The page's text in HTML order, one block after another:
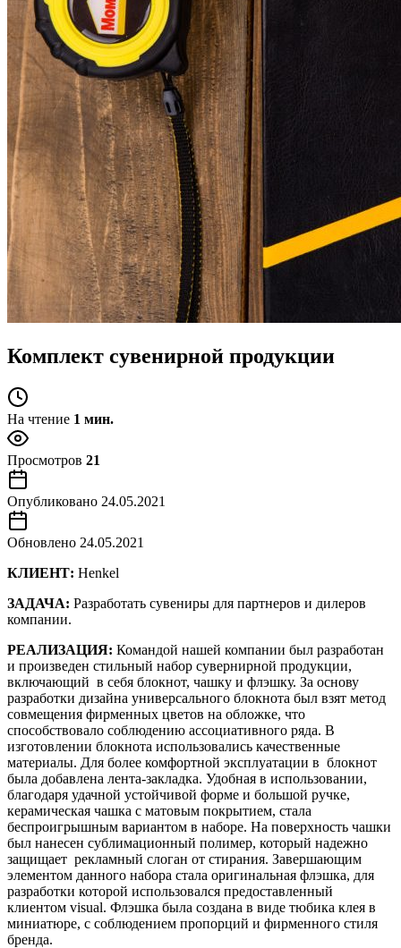
Комплект сувенирной продукции
На чтение 1 мин.
Просмотров 21
Опубликовано 24.05.2021
Обновлено 24.05.2021
КЛИЕНТ: Henkel
ЗАДАЧА: Разработать сувениры для партнеров и дилеров
компании.
РЕАЛИЗАЦИЯ: Командой нашей компании был разработан
и произведен стильный набор сувернирной продукции,
включающий в себя блокнот, чашку и флэшку. За основу
разработки дизайна универсального блокнота был взят метод
совмещения фирменных цветов на обложке, что
способствовало соблюдению ассоциативного ряда. В
изготовлении блокнота использовались качественные
материалы. Для более комфортной эксплуатации в блокнот
была добавлена лента-закладка. Удобная в использовании,
благодаря удачной устойчивой форме и большой ручке,
керамическая чашка с матовым покрытием, стала
беспроигрышным вариантом в наборе. На поверхность чашки
был нанесен сублимационный полимер, который надежно
защищает рекламный слоган от стирания. Завершающим
элементом данного набора стала оригинальная флэшка, для
разработки которой использовался предоставленный
клиентом visual. Флэшка была создана в виде тюбика клея в
миниатюре, с соблюдением пропорций и фирменного стиля
бренда.